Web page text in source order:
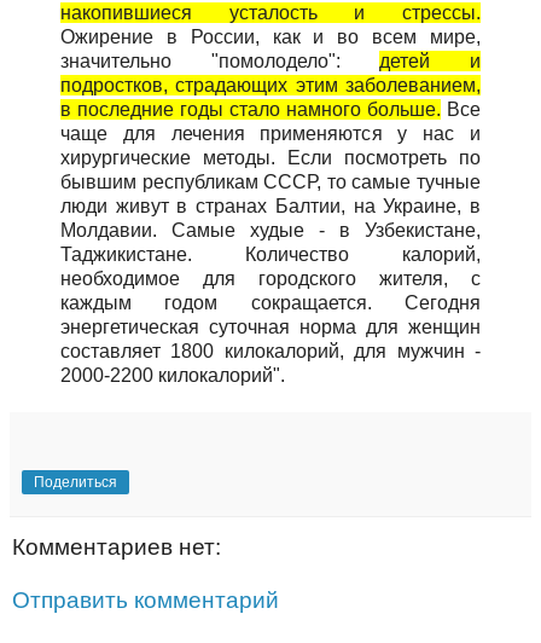
накопившиеся усталость и стрессы.
Ожирение в России, как и во всем мире,
значительно "помолодело":
детей и
подростков, страдающих этим заболеванием,
в последние годы стало намного больше. Все
чаще для лечения применяются у нас и
хирургические методы. Если посмотреть по
бывшим республикам СССР, то самые тучные
люди живут в странах Балтии, на Украине, в
Молдавии. Самые худые - в Узбекистане,
Таджикистане. Количество калорий,
необходимое для городского жителя, с
каждым годом сокращается. Сегодня
энергетическая суточная норма для женщин
составляет 1800 килокалорий, для мужчин -
2000-2200 килокалорий".
Поделиться
Комментариев нет:
Отправить комментарий